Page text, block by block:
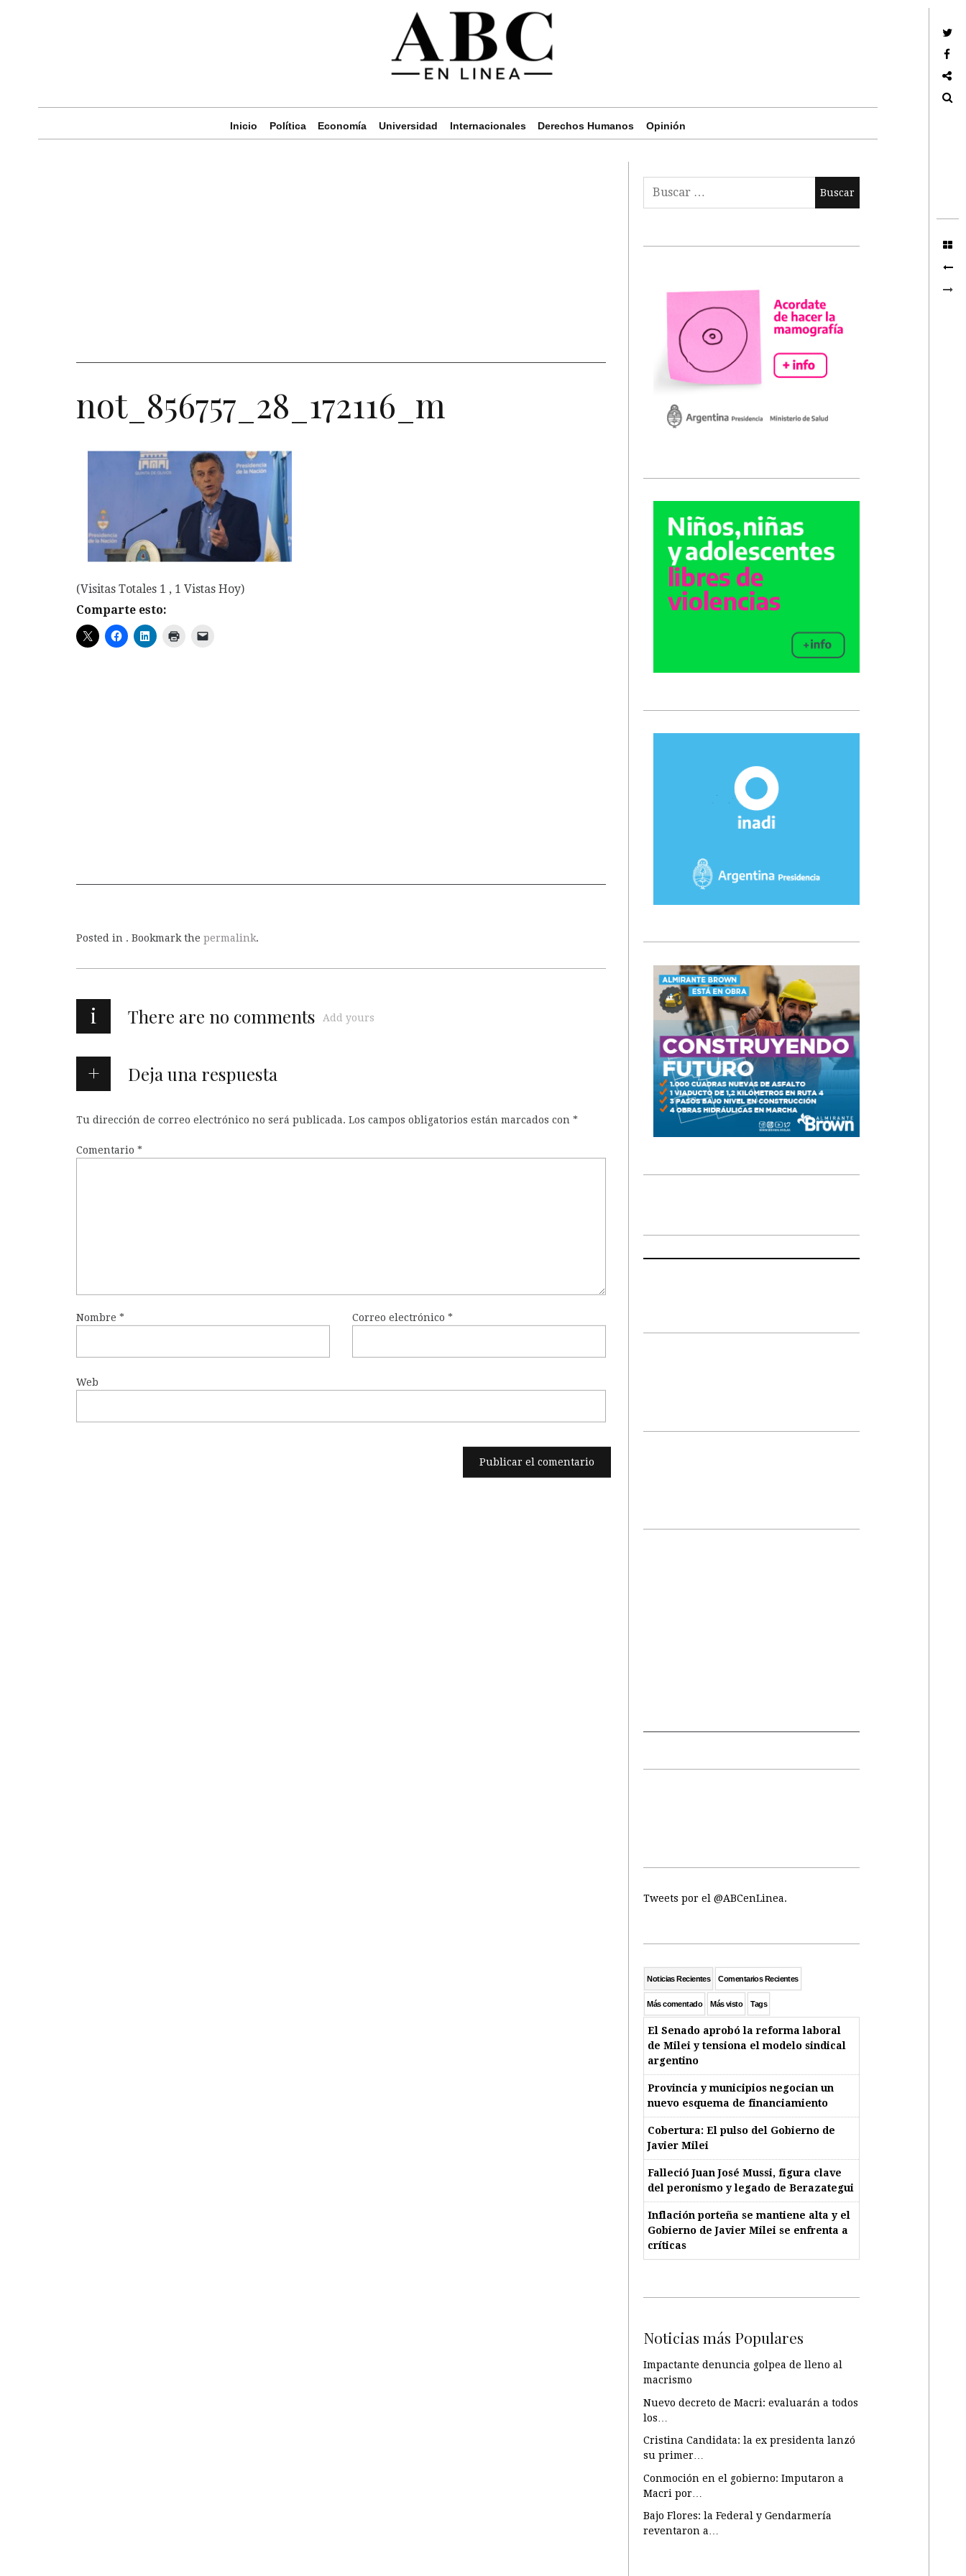
Inicio Política Economía Universidad Internacionales Derechos Humanos Opinión
not_856757_28_172116_m
(Visitas Totales 1 , 1 Vistas Hoy)
Comparte esto:
Posted in . Bookmark the permalink.
i There are no comments Add yours
Deja una respuesta
Tu dirección de correo electrónico no será publicada. Los campos obligatorios están marcados con *
Comentario *
Nombre * Correo electrónico*
Web
Tweets por el @ABCenLinea.
Noticias Recientes Comentarios Recientes
Más comentado Más visto Tags
El Senado aprobó la reforma laboral
de Milei y tensiona el modelo sindical
argentino
Provincia y municipios negocian un
nuevo esquema de financiamiento
Cobertura: El pulso del Gobierno de
Javier Milei
Falleció Juan José Mussi, figura clave
del peronismo y legado de Berazategui
Inflación porteña se mantiene alta y el
Gobierno de Javier Milei se enfrenta a
críticas
Noticias más Populares
Impactante denuncia golpea de lleno al
macrismo
Nuevo decreto de Macri: evaluarán a todos
los…
Cristina Candidata: la ex presidenta lanzó
su primer…
Conmoción en el gobierno: Imputaron a
Macri por…
Bajo Flores: la Federal y Gendarmería
reventaron a…